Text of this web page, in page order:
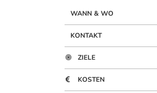
WANN & WO
KONTAKT
ZIELE
KOSTEN